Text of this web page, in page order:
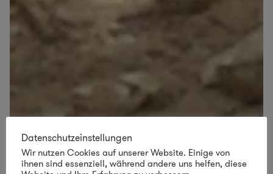
Datenschutzeinstellungen
Wir nutzen Cookies auf unserer Website. Einige von
ihnen sind essenziell, während andere uns helfen, diese